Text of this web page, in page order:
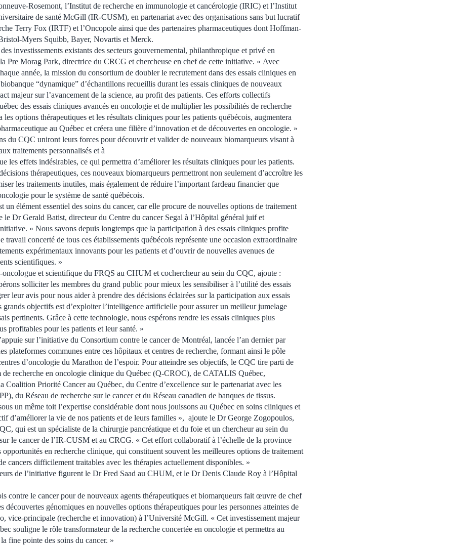
Rosemont, l’Institut de recherche en immunologie et cancérologie (IRIC) et l’Institut
de santé McGill (IR-CUSM), en partenariat avec des organisations sans but lucratif
Terry Fox (IRTF) et l’Oncopole ainsi que des partenaires pharmaceutiques dont Hoffman-
Myers Squibb, Bayer, Novartis et Merck.
investissements existants des secteurs gouvernemental, philanthropique et privé en
Pre Morag Park, directrice du CRCG et chercheuse en chef de cette initiative. « Avec
année, la mission du consortium de doubler le recrutement dans des essais cliniques en
“dynamique” d’échantillons recueillis durant les essais cliniques de nouveaux
majeur sur l’avancement de la science, au profit des patients. Ces efforts collectifs
des essais cliniques avancés en oncologie et de multiplier les possibilités de recherche
options thérapeutiques et les résultats cliniques pour les patients québécois, augmentera
au Québec et créera une filière d’innovation et de découvertes en oncologie. »
du CQC uniront leurs forces pour découvrir et valider de nouveaux biomarqueurs visant à
traitements personnalisés et à
les effets indésirables, ce qui permettra d’améliorer les résultats cliniques pour les patients.
thérapeutiques, ces nouveaux biomarqueurs permettront non seulement d’accroître les
les traitements inutiles, mais également de réduire l’important fardeau financier que
pour le système de santé québécois.
un élément essentiel des soins du cancer, car elle procure de nouvelles options de traitement
le Dr Gerald Batist, directeur du Centre du cancer Segal à l’Hôpital général juif et
« Nous savons depuis longtemps que la participation à des essais cliniques profite
travail concerté de tous ces établissements québécois représente une occasion extraordinaire
expérimentaux innovants pour les patients et d’ouvrir de nouvelles avenues de
scientifiques. »
et scientifique du FRQS au CHUM et cochercheur au sein du CQC, ajoute :
solliciter les membres du grand public pour mieux les sensibiliser à l’utilité des essais
leur avis pour nous aider à prendre des décisions éclairées sur la participation aux essais
objectifs est d’exploiter l’intelligence artificielle pour assurer un meilleur jumelage
pertinents. Grâce à cette technologie, nous espérons rendre les essais cliniques plus
profitables pour les patients et leur santé. »
sur l’initiative du Consortium contre le cancer de Montréal, lancée l’an dernier par
plateformes communes entre ces hôpitaux et centres de recherche, formant ainsi le pôle
d’oncologie du Marathon de l’espoir. Pour atteindre ses objectifs, le CQC tire parti de
de recherche en oncologie clinique du Québec (Q-CROC), de CATALIS Québec,
Coalition Priorité Cancer au Québec, du Centre d’excellence sur le partenariat avec les
du Réseau de recherche sur le cancer et du Réseau canadien de banques de tissus.
un même toit l’expertise considérable dont nous jouissons au Québec en soins cliniques et
d’améliorer la vie de nos patients et de leurs familles », ajoute le Dr George Zogopoulos,
qui est un spécialiste de la chirurgie pancréatique et du foie et un chercheur au sein du
le cancer de l’IR-CUSM et au CRCG. « Cet effort collaboratif à l’échelle de la province
en recherche clinique, qui constituent souvent les meilleures options de traitement
cancers difficilement traitables avec les thérapies actuellement disponibles. »
de l’initiative figurent le Dr Fred Saad au CHUM, et le Dr Denis Claude Roy à l’Hôpital
contre le cancer pour de nouveaux agents thérapeutiques et biomarqueurs fait œuvre de chef
découvertes génomiques en nouvelles options thérapeutiques pour les personnes atteintes de
vice-principale (recherche et innovation) à l’Université McGill. « Cet investissement majeur
souligne le rôle transformateur de la recherche concertée en oncologie et permettra au
fine pointe des soins du cancer. »